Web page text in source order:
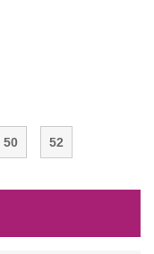
50 52